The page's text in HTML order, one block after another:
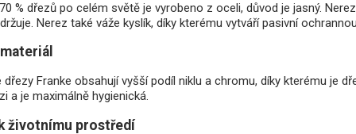
% dřezů po celém světě je vyrobeno z oceli, důvod je jasný.
Nerez také váže kyslík, díky kterému vytváří pasivní
dřezy Franke obsahují vyšší podíl niklu a chromu, díky kterému je
a je maximálně hygienická.
životnímu prostředí